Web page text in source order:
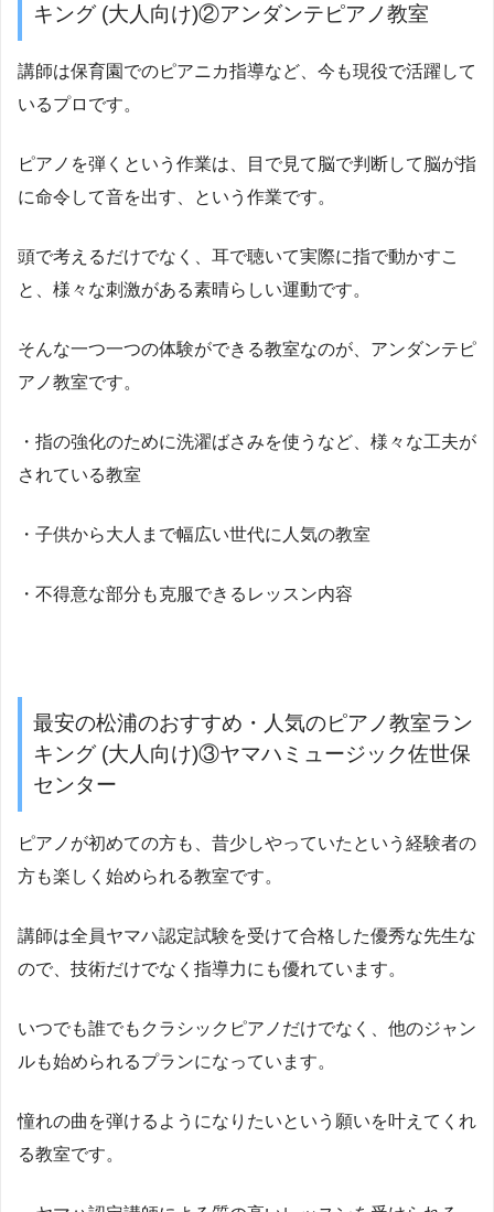
キング (大人向け)②アンダンテピアノ教室
講師は保育園でのピアニカ指導など、今も現役で活躍して
いるプロです。
ピアノを弾くという作業は、目で見て脳で判断して脳が指
に命令して音を出す、という作業です。
頭で考えるだけでなく、耳で聴いて実際に指で動かすこ
と、様々な刺激がある素晴らしい運動です。
そんな一つ一つの体験ができる教室なのが、アンダンテピ
アノ教室です。
・指の強化のために洗濯ばさみを使うなど、様々な工夫が
されている教室
・子供から大人まで幅広い世代に人気の教室
・不得意な部分も克服できるレッスン内容
最安の松浦のおすすめ・人気のピアノ教室ラン
キング (大人向け)③ヤマハミュージック佐世保
センター
ピアノが初めての方も、昔少しやっていたという経験者の
方も楽しく始められる教室です。
講師は全員ヤマハ認定試験を受けて合格した優秀な先生な
ので、技術だけでなく指導力にも優れています。
いつでも誰でもクラシックピアノだけでなく、他のジャン
ルも始められるプランになっています。
憧れの曲を弾けるようになりたいという願いを叶えてくれ
る教室です。